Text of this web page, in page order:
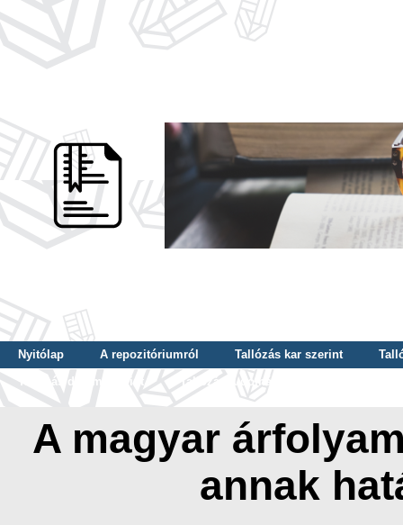
Nyitólap A repozitóriumról Tallózás kar szerint
Tallózás dátum szerint
Tallózás tudományterület szerint
A magyar
annak